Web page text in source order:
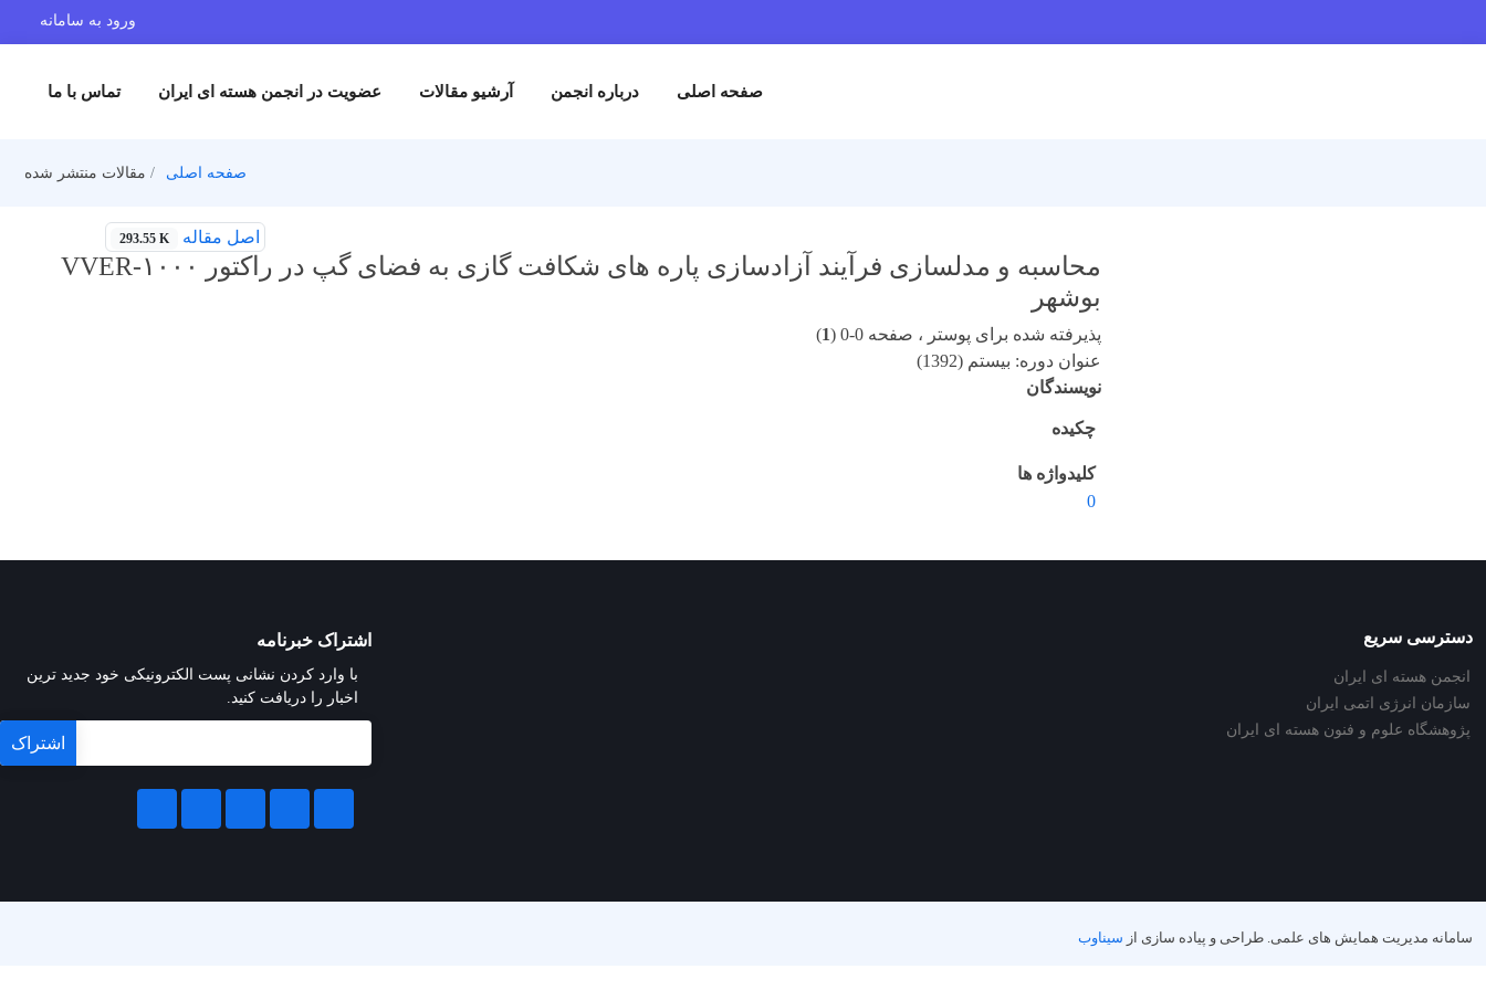
ورود به سامانه
صفحه اصلی درباره انجمن آرشیو مقالات عضویت در انجمن هسته ای ایران تماس با ما
صفحه اصلی مقالات منتشر شده
اصل مقاله 293.55 K
محاسبه و مدلسازی فرآیند آزادسازی پاره های شکافت گازی به فضای گپ در راکتور ۱۰۰۰-VVER
بوشهر
پذیرفته شده برای پوستر ، صفحه 0-0 ( 1
)
عنوان دوره: بیستم (1392)
نویسندگان
چکیده
کلیدواژه ها
0
دسترسی سریع
انجمن هسته ای ایران
سازمان انرژی اتمی ایران
پژوهشگاه علوم و فنون هسته ای ایران
اشتراک خبرنامه
با وارد کردن نشانی پست الکترونیکی خود جدید ترین
اخبار را دریافت کنید.
سامانه مدیریت همایش های علمی. طراحی و پیاده سازی از سیناوب